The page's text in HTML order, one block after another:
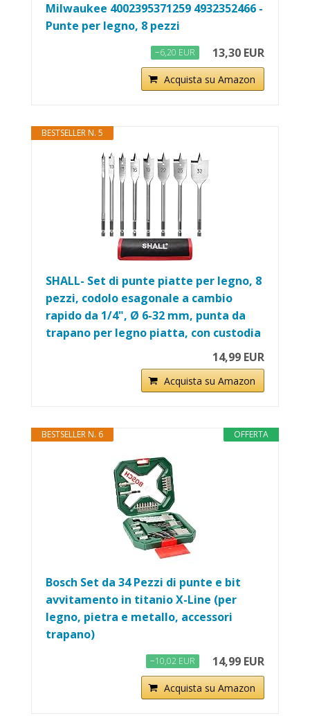
Milwaukee 4002395371259 4932352466 -
Punte per legno, 8 pezzi
−6,20 EUR 13,30 EUR
Acquista su Amazon
BESTSELLER N. 5
SHALL- Set di punte piatte per legno, 8
pezzi, codolo esagonale a cambio
rapido da 1/4", Ø 6-32 mm, punta da
trapano per legno piatta, con custodia
14,99 EUR
Acquista su Amazon
OFFERTA
BESTSELLER N. 6
Bosch Set da 34 Pezzi di punte e bit
avvitamento in titanio X-Line (per
legno, pietra e metallo, accessori
trapano)
−10,02 EUR 14,99 EUR
Acquista su Amazon